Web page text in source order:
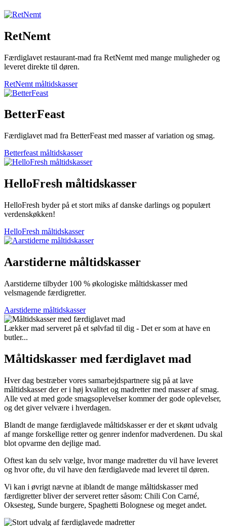
RetNemt
Færdiglavet restaurant-mad fra RetNemt med mange muligheder og
leveret direkte til døren.
RetNemt måltidskasser
BetterFeast
Færdiglavet mad fra BetterFeast med masser af variation og smag.
Betterfeast måltidskasser
HelloFresh måltidskasser
HelloFresh byder på et stort miks af danske darlings og populært
verdenskøkken!
HelloFresh måltidskasser
Aarstiderne måltidskasser
Aarstiderne tilbyder 100 % økologiske måltidskasser med
velsmagende færdigretter.
Aarstiderne måltidskasser
Lækker mad serveret på et sølvfad til dig - Det er som at have en
butler...
Måltidskasser med færdiglavet mad
Hver dag bestræber vores samarbejdspartnere sig på at lave
måltidskasser der er i høj kvalitet og madretter med masser af smag.
Alle ved at med gode smagsoplevelser kommer der gode oplevelser,
og det giver velvære i hverdagen.
Blandt de mange færdiglavede måltidskasser er der et skønt udvalg
af mange forskellige retter og genrer indenfor madverdenen. Du skal
blot opvarme den dejlige mad.
Oftest kan du selv vælge, hvor mange madretter du vil have leveret
og hvor ofte, du vil have den færdiglavede mad leveret til døren.
Vi kan i øvrigt nævne at iblandt de mange måltidskasser med
færdigretter bliver der serveret retter såsom: Chili Con Carné,
Oksesteg, Sunde burgere, Spaghetti Bolognese og meget andet.